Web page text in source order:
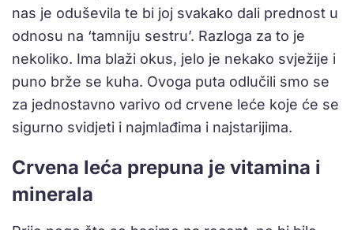
nas je oduševila te bi joj svakako dali prednost u
odnosu na ‘tamniju sestru’. Razloga za to je
nekoliko. Ima blaži okus, jelo je nekako svježije i
puno brže se kuha. Ovoga puta odlučili smo se
za jednostavno varivo od crvene leće koje će se
sigurno svidjeti i najmlađima i najstarijima.
Crvena leća prepuna je vitamina i
minerala